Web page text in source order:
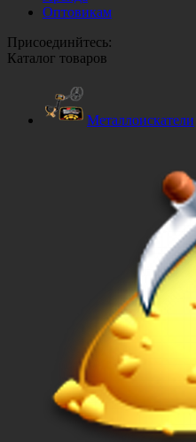
Оптовикам
Присоединйтесь:
Каталог товаров
Металлоискатели